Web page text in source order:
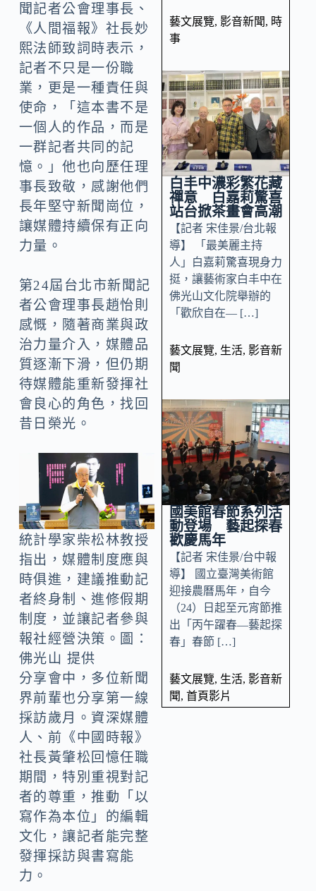
聞記者公會理事長、
《人間福報》社長妙
熙法師致詞時表示，
記者不只是一份職
業，更是一種責任與
使命，「這本書不是
一個人的作品，而是
一群記者共同的記
憶。」他也向歷任理
事長致敬，感謝他們
長年堅守新聞崗位，
讓媒體持續保有正向
力量。
第24屆台北市新聞記
者公會理事長趙怡則
感慨，隨著商業與政
治力量介入，媒體品
質逐漸下滑，但仍期
待媒體能重新發揮社
會良心的角色，找回
昔日榮光。
統計學家柴松林教授
指出，媒體制度應與
時俱進，建議推動記
者終身制、進修假期
制度，並讓記者參與
報社經營決策。圖：
佛光山 提供
分享會中，多位新聞
界前輩也分享第一線
採訪歲月。資深媒體
人、前《中國時報》
社長黃肇松回憶任職
期間，特別重視對記
者的尊重，推動「以
寫作為本位」的編輯
文化，讓記者能完整
發揮採訪與書寫能
力。
藝文展覽, 影音新聞, 時
事
白丰中濃彩繁花藏
禪意 白嘉莉驚喜
站台掀茶畫會高潮
【記者 宋佳景/台北報
導】 「最美麗主持
人」白嘉莉驚喜現身力
挺，讓藝術家白丰中在
佛光山文化院舉辦的
「歡欣自在— […]
藝文展覽, 生活, 影音新
聞
國美館春節系列活
動登場 藝起探春
歡慶馬年
【記者 宋佳景/台中報
導】 國立臺灣美術館
迎接農曆馬年，自今
（24）日起至元宵節推
出「丙午躍春—藝起探
春」春節 […]
藝文展覽, 生活, 影音新
聞, 首頁影片